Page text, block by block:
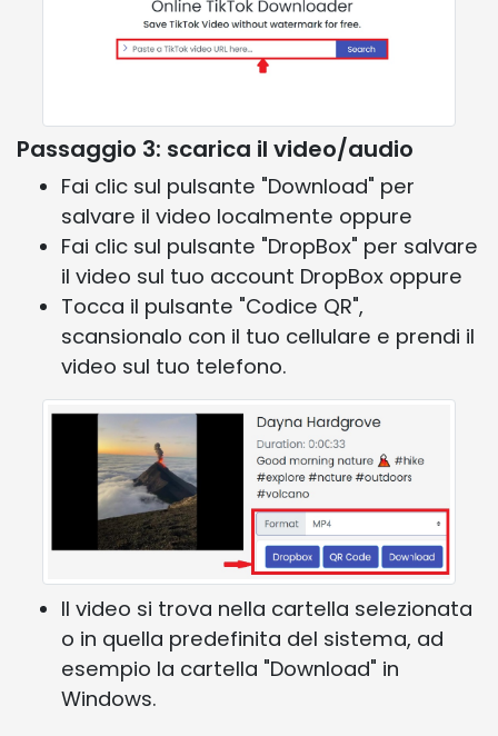
Passaggio 3: scarica il video/audio
Fai clic sul pulsante "Download" per
salvare il video localmente oppure
Fai clic sul pulsante "DropBox" per salvare
il video sul tuo account DropBox oppure
Tocca il pulsante "Codice QR",
scansionalo con il tuo cellulare e prendi il
video sul tuo telefono.
Il video si trova nella cartella selezionata
o in quella predefinita del sistema, ad
esempio la cartella "Download" in
Windows.